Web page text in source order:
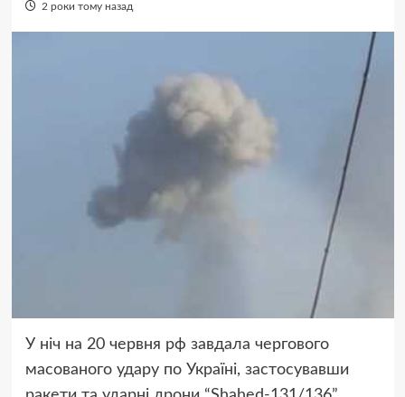
2 роки тому назад
У ніч на 20 червня рф завдала чергового
масованого удару по Україні, застосувавши